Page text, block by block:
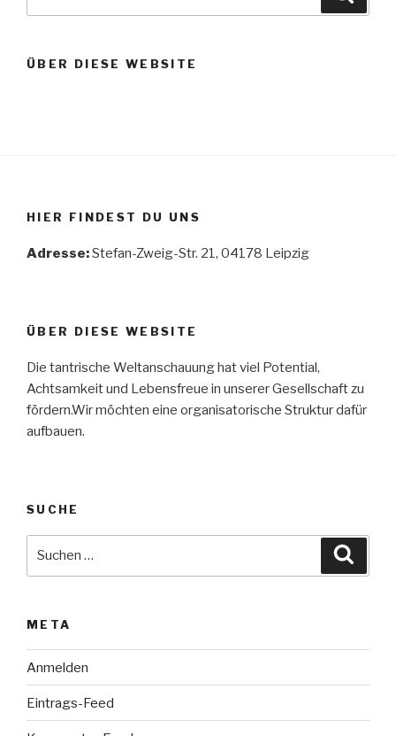
ÜBER DIESE WEBSITE
HIER FINDEST DU UNS
Adresse:Stefan-Zweig-Str. 21, 04178 Leipzig
ÜBER DIESE WEBSITE
Die tantrische Weltanschauung hat viel Potential,
Achtsamkeit und Lebensfreue in unserer Gesellschaft zu
fördern.Wir möchten eine organisatorische Struktur dafür
aufbauen.
SUCHE
META
Anmelden
Eintrags-Feed